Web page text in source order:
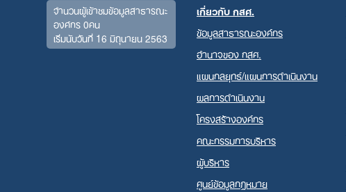
จำนวนผู้เข้าชมข้อมูลสาธารณะ
องค์กร 0คน
เริ่มนับวันที่ 16 มิถุนายน 2563
เกี่ยวกับ กสศ.
ข้อมูลสาธารณะองค์กร
อำนาจของ กสศ.
แผนกลยุทธ์/แผนการดำเนินงาน
ผลการดำเนินงาน
โครงสร้างองค์กร
คณะกรรมการบริหาร
ผู้บริหาร
ศูนย์ข้อมูลกฎหมาย